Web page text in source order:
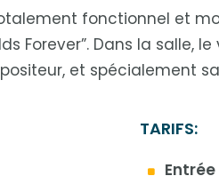
fonctionnel et
Forever”. Dans la salle,
et spécialement
TARIFS: